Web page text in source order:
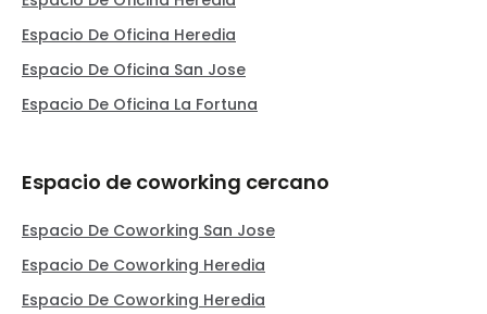
Espacio De Oficina Heredia
Espacio De Oficina San Jose
Espacio De Oficina La Fortuna
Espacio de coworking cercano
Espacio De Coworking San Jose
Espacio De Coworking Heredia
Espacio De Coworking Heredia